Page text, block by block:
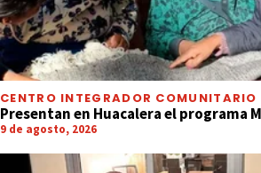
CENTRO INTEGRADOR COMUNITARIO
Presentan en Huacalera el programa
9 de agosto, 2026